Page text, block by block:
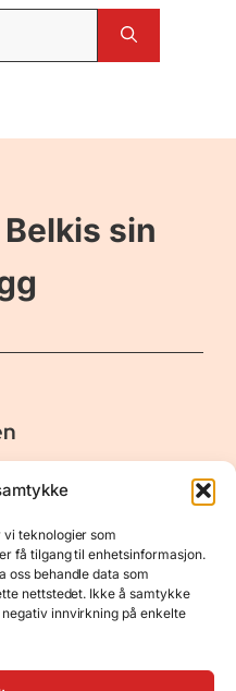
vi teknologier som
få tilgang til enhetsinformasjon.
oss behandle data som
nettstedet. Ikke å samtykke
innvirkning på enkelte
sin
å dele våre opplevelser og
- og restauranter,
data, film og bøker m.m.
Resurser
Personvernerklæring
Opphavsrett